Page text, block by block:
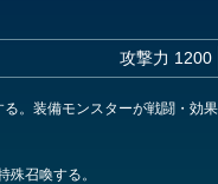
攻撃力 1200
。装備モンスターが戦闘・効
召喚する。